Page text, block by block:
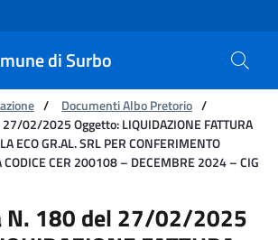
di Surbo
/ Documenti Albo Pretorio /
02/2025 Oggetto: LIQUIDAZIONE FATTURA
ECO GR.AL. SRL PER CONFERIMENTO
CODICE CER 200108 – DECEMBRE 2024 – CIG
del 27/02/2025 Oggetto:
N. 180 del 27/02/2025